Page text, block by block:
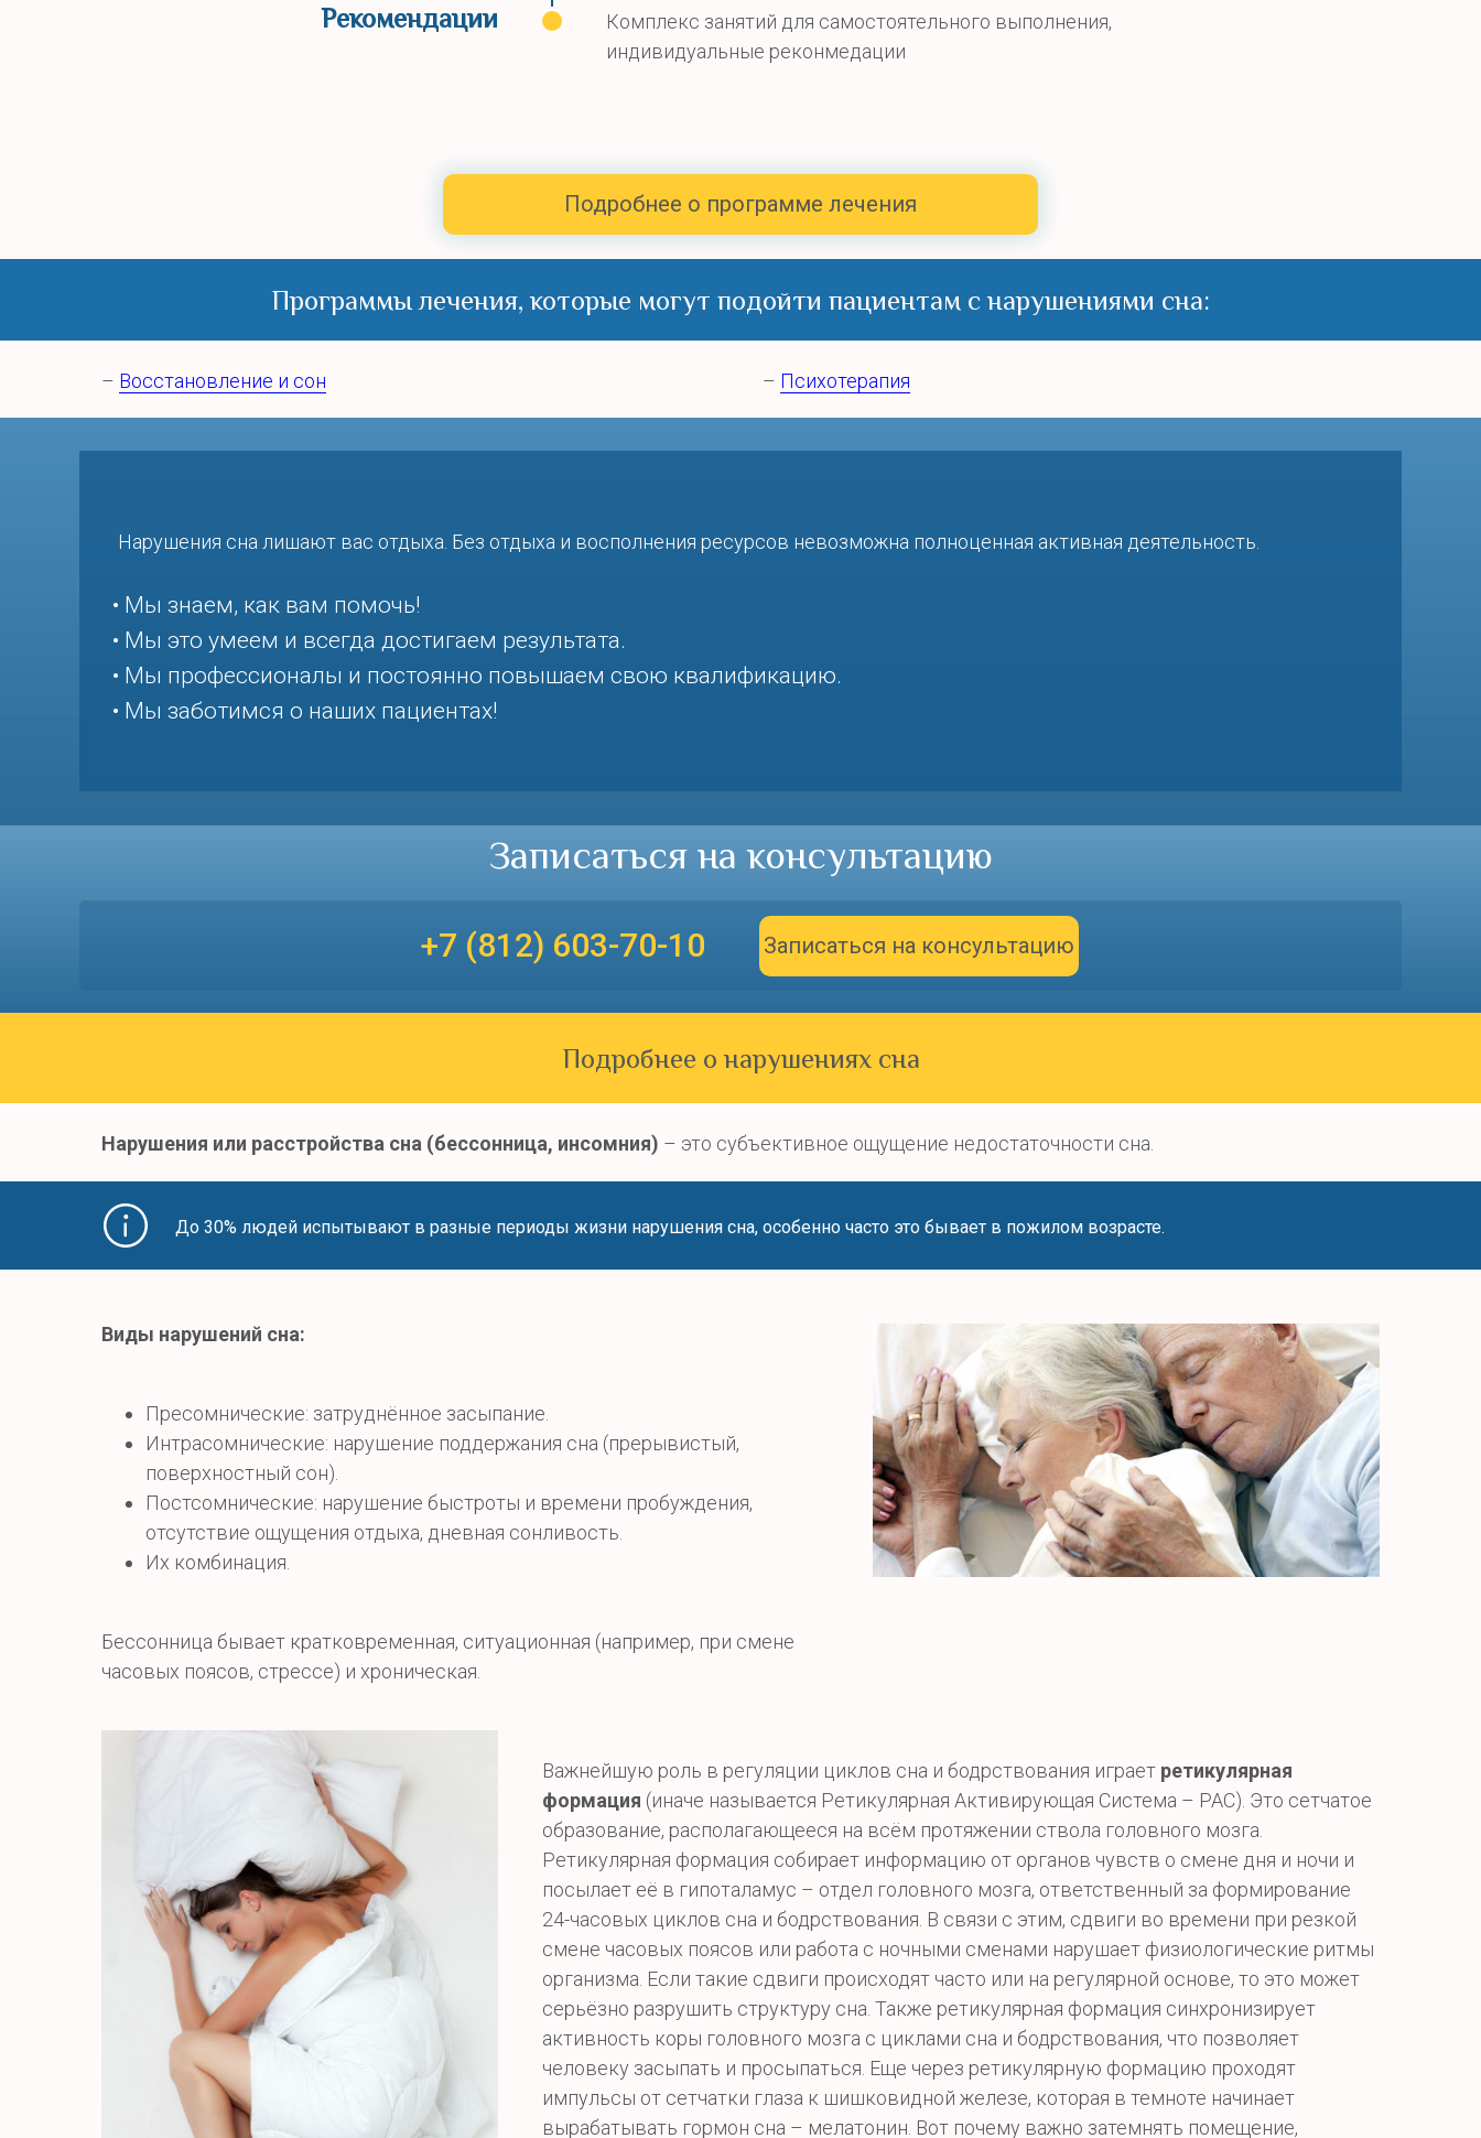
Рекомендации
Комплекс занятий для самостоятельного выполнения,
индивидуальные реконмедации
Подробнее о программе лечения
Программы лечения, которые могут подойти пациентам с нарушениями сна:
– Восстановление и сон – Психотерапия
Нарушения сна лишают вас отдыха. Без отдыха и восполнения ресурсов невозможна полноценная активная деятельность.
• Мы знаем, как вам помочь!
• Мы это умеем и всегда достигаем результата.
• Мы профессионалы и постоянно повышаем свою квалификацию.
• Мы заботимся о наших пациентах!
Записаться на консультацию
Записаться на консультацию
+7 (812) 603-70-10
Подробнее о нарушениях сна
Нарушения или расстройства сна (бессонница, инсомния) – это субъективное ощущение недостаточности сна.
До 30% людей испытывают в разные периоды жизни нарушения сна, особенно часто это бывает в пожилом возрасте.
Виды нарушений сна:
Пресомнические: затруднённое засыпание.
Интрасомнические: нарушение поддержания сна (прерывистый,
поверхностный сон).
Постсомнические: нарушение быстроты и времени пробуждения,
отсутствие ощущения отдыха, дневная сонливость.
Их комбинация.
Бессонница бывает кратковременная, ситуационная (например, при смене
часовых поясов, стрессе) и хроническая.
Важнейшую роль в регуляции циклов сна и бодрствования играет ретикулярная
формация (иначе называется Ретикулярная Активирующая Система – РАС). Это сетчатое
образование, располагающееся на всём протяжении ствола головного мозга.
Ретикулярная формация собирает информацию от органов чувств о смене дня и ночи и
посылает её в гипоталамус – отдел головного мозга, ответственный за формирование
24-часовых циклов сна и бодрствования. В связи с этим, сдвиги во времени при резкой
смене часовых поясов или работа с ночными сменами нарушает физиологические ритмы
организма. Если такие сдвиги происходят часто или на регулярной основе, то это может
серьёзно разрушить структуру сна. Также ретикулярная формация синхронизирует
активность коры головного мозга с циклами сна и бодрствования, что позволяет
человеку засыпать и просыпаться. Еще через ретикулярную формацию проходят
импульсы от сетчатки глаза к шишковидной железе, которая в темноте начинает
вырабатывать гормон сна – мелатонин. Вот почему важно затемнять помещение,